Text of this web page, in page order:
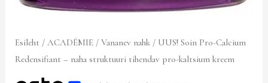
Esileht /ACADÉMIE /Vananev nahk / UUS! Soin Pro-Calcium
Redensifiant – naha struktuuri tihendav pro-kaltsium kreem